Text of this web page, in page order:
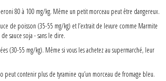
80 à 100 mg/kg. Même un petit morceau peut être dangereux.
de poisson (35-55 mg/kg) et l’extrait de levure comme Marmite
sauce soja - sans le dire.
(30-55 mg/kg). Même si vous les achetez au supermarché, leur
contenir plus de tyramine qu’un morceau de fromage bleu.